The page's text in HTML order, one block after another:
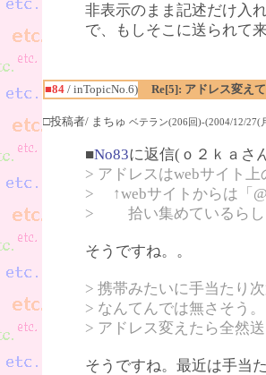
非表示のまま記述だけ入
で、もしそこに送られて
■84 / inTopicNo.6) Re[5]: アドレス変え
□投稿者/ まちゅ ベテラン(206回)-(2004/12/27(
■No83に返信(ｏ２ｋａさ
> アドレスはwebサイト
> ↑webサイトからは「
> 拾い集めているらし
そうですね。。
> 携帯みたいに手当たり
> なんてんでは無さそう。
> アドレス変えたら全然
そうですね。最近は手当